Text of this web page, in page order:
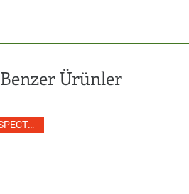
Benzer Ürünler
SPECTRUM